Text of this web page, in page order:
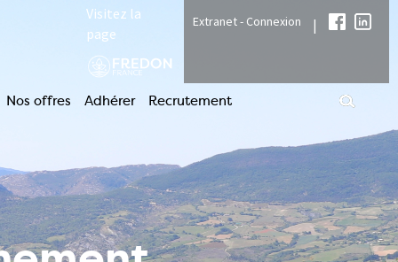
Visitez la
page
Extranet - Connexion |
Nos offres Adhérer Recrutement